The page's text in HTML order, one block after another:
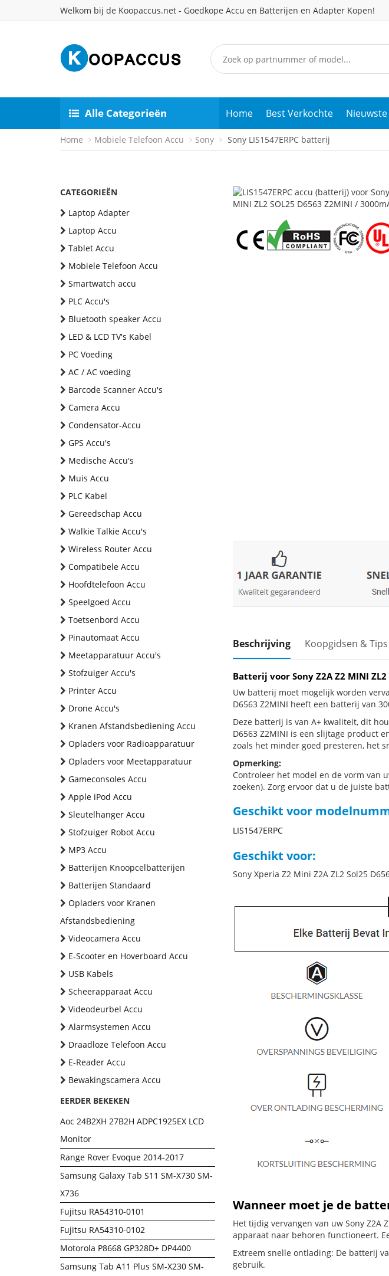
Welkom bij de Koopaccus.net - Goedkope Accu en Batterijen en Adapter Kopen!
Alle Categorieën Home Best Verkochte
Home Mobiele Telefoon Accu Sony Sony LIS1547ERPC batterij
CATEGORIEËN
Laptop Adapter
Laptop Accu
Tablet Accu
Mobiele Telefoon Accu
Smartwatch accu
PLC Accu's
Bluetooth speaker Accu
LED & LCD TV's Kabel
PC Voeding
AC / AC voeding
Barcode Scanner Accu's
Camera Accu
Condensator-Accu
GPS Accu's
Medische Accu's
Muis Accu
PLC Kabel
Gereedschap Accu
Walkie Talkie Accu's
Wireless Router Accu
Compatibele Accu
Hoofdtelefoon Accu
Speelgoed Accu
Toetsenbord Accu
Pinautomaat Accu
Meetapparatuur Accu's
Stofzuiger Accu's
Printer Accu
Drone Accu's
Kranen Afstandsbediening Accu
Opladers voor Radioapparatuur
Opladers voor Meetapparatuur
Gameconsoles Accu
Apple iPod Accu
Sleutelhanger Accu
Stofzuiger Robot Accu
MP3 Accu
Batterijen Knoopcelbatterijen
Batterijen Standaard
Opladers voor Kranen
Afstandsbediening
Videocamera Accu
E-Scooter en Hoverboard Accu
USB Kabels
Scheerapparaat Accu
Videodeurbel Accu
Alarmsystemen Accu
Draadloze Telefoon Accu
E-Reader Accu
Bewakingscamera Accu
EERDER BEKEKEN
Aoc 24B2XH 27B2H ADPC1925EX LCD
Monitor
Range Rover Evoque 2014-2017
Samsung Galaxy Tab S11 SM-X730 SM-
X736
Fujitsu RA54310-0101
Fujitsu RA54310-0102
Motorola P8668 GP328D+ DP4400
Samsung Tab A11 Plus SM-X230 SM-
Beschrijving Koopgidsen & Tips
Batterij voor Sony Z2A Z2 MINI ZL2
Uw batterij moet mogelijk worden
D6563 Z2MINI heeft een batterij van
Deze batterij is van A+ kwaliteit, dit
D6563 Z2MINI is een slijtage product
zoals het minder goed presteren, het
Opmerking:
Controleer het model en de vorm van
zoeken). Zorg ervoor dat u de juiste
Geschikt voor
LIS1547ERPC
Geschikt voor:
Sony Xperia Z2 Mini Z2A ZL2 Sol25
Wanneer moet je de
Het tijdig vervangen van uw Sony Z2A
apparaat naar behoren functioneert.
Extreem snelle ontlading: De batterij
gebruik.